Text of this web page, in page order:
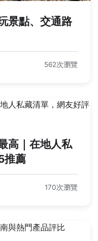
景點、交通路
562次瀏覽
高｜在地人私
推薦
170次瀏覽